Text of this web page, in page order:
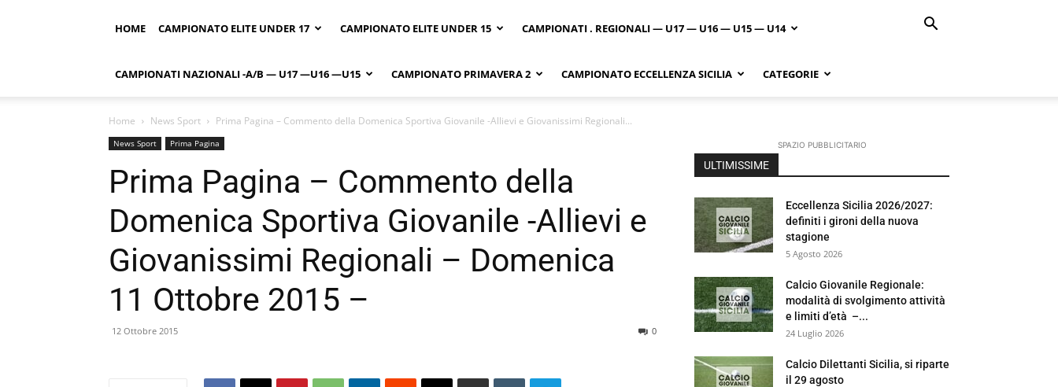
HOME CAMPIONATO ELITE UNDER 17 CAMPIONATO ELITE UNDER 15 CAMPIONATI . REGIONALI — U17 — U16 — U15 — U14
CAMPIONATI NAZIONALI -A/B — U17 —U16 —U15 CAMPIONATO PRIMAVERA 2 CAMPIONATO ECCELLENZA SICILIA CATEGORIE
Home News Sport Prima Pagina – Commento della Domenica Sportiva Giovanile -Allievi e Giovanissimi Regionali...
News Sport Prima Pagina
Prima Pagina – Commento della
Domenica Sportiva Giovanile -Allievi e
Giovanissimi Regionali – Domenica
11 Ottobre 2015 –
12 Ottobre 2015 0
SPAZIO PUBBLICITARIO
ULTIMISSIME
Eccellenza Sicilia 2026/2027:
definiti i gironi della nuova
stagione
5 Agosto 2026
Calcio Giovanile Regionale:
modalità di svolgimento attività
e limiti d’età –...
24 Luglio 2026
Calcio Dilettanti Sicilia, si riparte
il 29 agosto